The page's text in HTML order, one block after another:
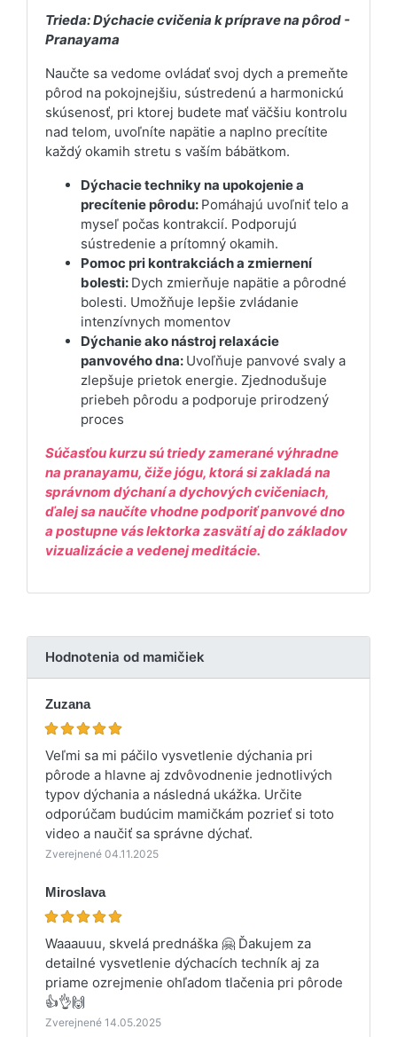
Trieda: Dýchacie cvičenia k príprave na pôrod -
Pranayama
Naučte sa vedome ovládať svoj dych a premeňte
pôrod na pokojnejšiu, sústredenú a harmonickú
skúsenosť, pri ktorej budete mať väčšiu kontrolu
nad telom, uvoľníte napätie a naplno precítite
každý okamih stretu s vaším bábätkom.
Dýchacie techniky na upokojenie a
precítenie pôrodu: Pomáhajú uvoľniť telo a
myseľ počas kontrakcií. Podporujú
sústredenie a prítomný okamih.
Pomoc pri kontrakciách a zmiernení
bolesti: Dych zmierňuje napätie a pôrodné
bolesti. Umožňuje lepšie zvládanie
intenzívnych momentov
Dýchanie ako nástroj relaxácie
panvového dna: Uvoľňuje panvové svaly a
zlepšuje prietok energie. Zjednodušuje
priebeh pôrodu a podporuje prirodzený
proces
Súčasťou kurzu sú triedy zamerané výhradne
na pranayamu, čiže jógu, ktorá si zakladá na
správnom dýchaní a dychových cvičeniach,
ďalej sa naučíte vhodne podporiť panvové dno
a postupne vás lektorka zasvätí aj do základov
vizualizácie a vedenej meditácie.
Hodnotenia od mamičiek
Zuzana
Veľmi sa mi páčilo vysvetlenie dýchania pri
pôrode a hlavne aj zdvôvodnenie jednotlivých
typov dýchania a následná ukážka. Určite
odporúčam budúcim mamičkám pozrieť si toto
video a naučiť sa správne dýchať.
Zverejnené 04.11.2025
Miroslava
Waaauuu, skvelá prednáška 🤗 Ďakujem za
detailné vysvetlenie dýchacích techník aj za
priame ozrejmenie ohľadom tlačenia pri pôrode
👍👌🙌
Zverejnené 14.05.2025